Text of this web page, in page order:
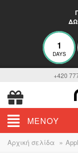
1
DAYS
+420
ΜΕΝΟΎ
Αρχική σελίδα »